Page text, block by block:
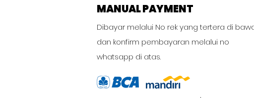
MANUAL PAYMENT
Dibayar melalui No rek yang tertera di
dan konfirm pembayaran melalui no
whatsapp di atas.